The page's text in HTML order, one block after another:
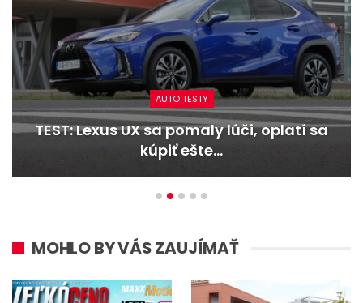
AUTO TESTY
TEST: Lexus UX sa pomaly lúči, oplatí sa
kúpiť ešte…
MOHLO BY VÁS ZAUJÍMAŤ